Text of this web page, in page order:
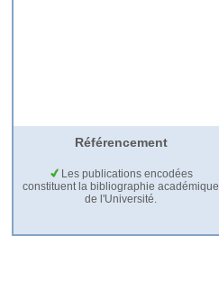
Référencement
Les publications encodées
constituent la bibliographie académique
de l'Université.